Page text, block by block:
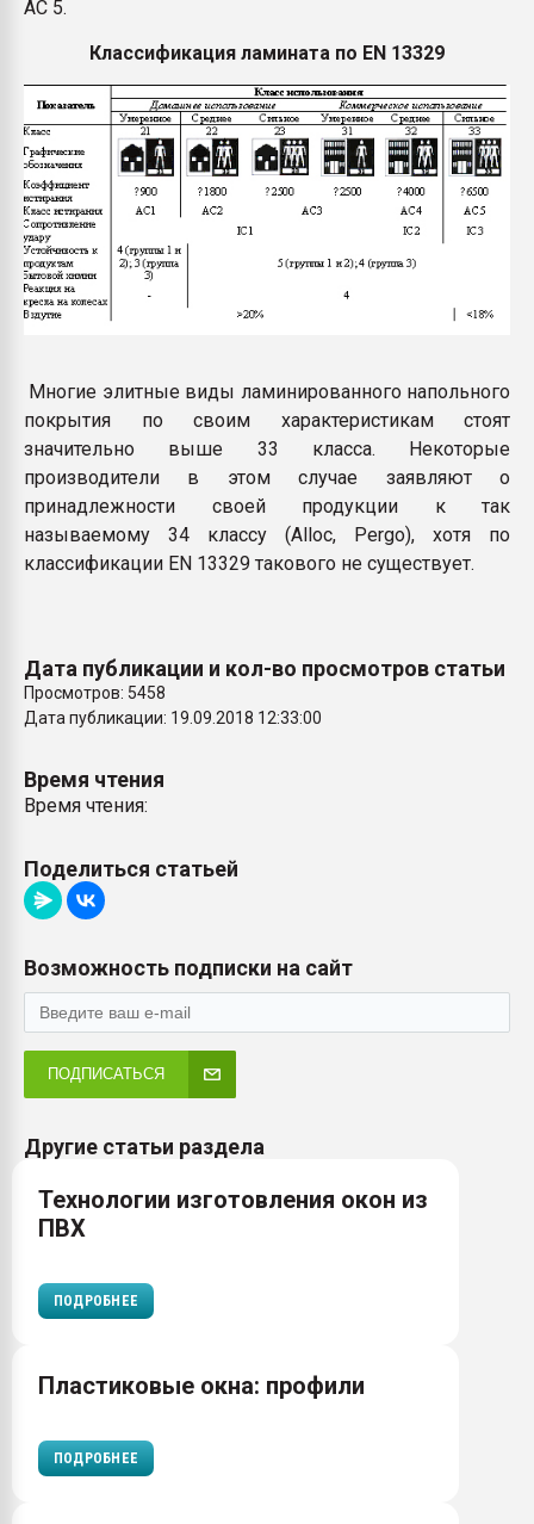
AC 5.
Классификация ламината по EN 13329
Многие элитные виды ламинированного напольного
покрытия по своим характеристикам стоят
значительно выше 33 класса. Некоторые
производители в этом случае заявляют о
принадлежности своей продукции к так
называемому 34 классу (Alloc, Pergo), хотя по
классификации EN 13329 такового не существует.
Дата публикации и кол-во просмотров статьи
Просмотров: 5458
Дата публикации: 19.09.2018 12:33:00
Время чтения
Время чтения:
Поделиться статьей
Возможность подписки на сайт
ПОДПИСАТЬСЯ
Другие статьи раздела
Технологии изготовления окон из
ПВХ
ПОДРОБНЕЕ
Пластиковые окна: профили
ПОДРОБНЕЕ